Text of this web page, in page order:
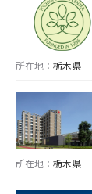
所在地： 栃木県
所在地： 栃木県